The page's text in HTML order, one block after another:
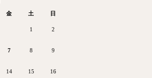
金 土 日
1 2
7 8 9
14 15 16